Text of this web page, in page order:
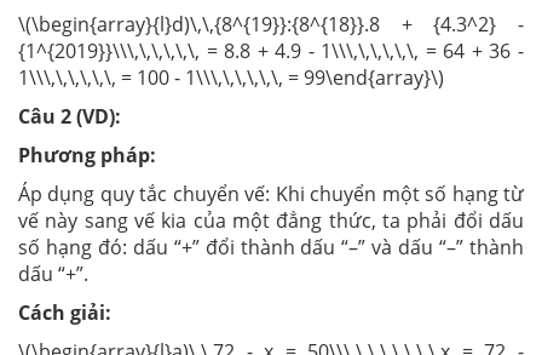
\(\begin{array}{l}d)\,\,{8^{19}}:{8^{18}}.8 + {4.3^2} -
{1^{2019}}\\\,\,\,\,\,\, = 8.8 + 4.9 - 1\\\,\,\,\,\,\, = 64 + 36 -
1\\\,\,\,\,\,\, = 100 - 1\\\,\,\,\,\,\, = 99\end{array}\)
Câu 2 (VD):
Phương pháp:
Áp dụng quy tắc chuyển vế: Khi chuyển một số hạng từ
vế này sang vế kia của một đẳng thức, ta phải đổi dấu
số hạng đó: dấu “+” đổi thành dấu “–” và dấu “–” thành
dấu “+”.
Cách giải: